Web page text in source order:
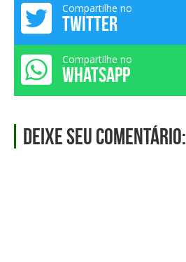
Compartilhe no
TWITTER
Compartilhe no
WHATSAPP
Deixe seu comentário: